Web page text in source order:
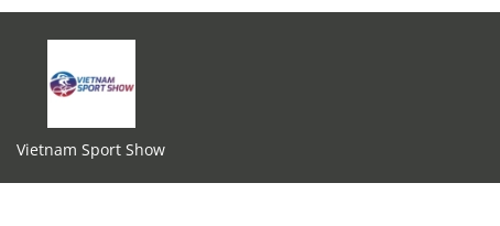
Vietnam Sport Show